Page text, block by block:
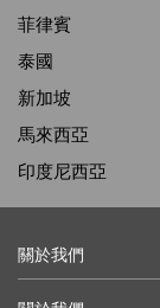
菲律賓
泰國
新加坡
馬來西亞
印度尼西亞
關於我們